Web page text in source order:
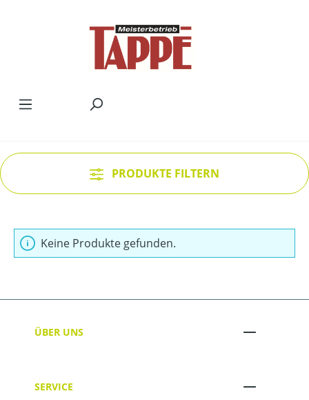
PRODUKTE FILTERN
Keine Produkte gefunden.
ÜBER UNS
SERVICE